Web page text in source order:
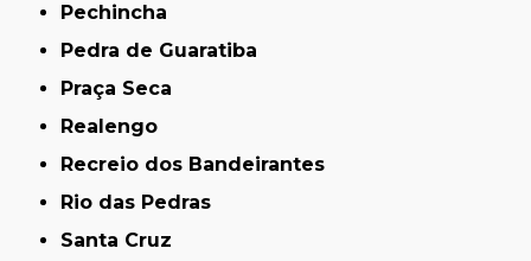
Pechincha
Pedra de Guaratiba
Praça Seca
Realengo
Recreio dos Bandeirantes
Rio das Pedras
Santa Cruz